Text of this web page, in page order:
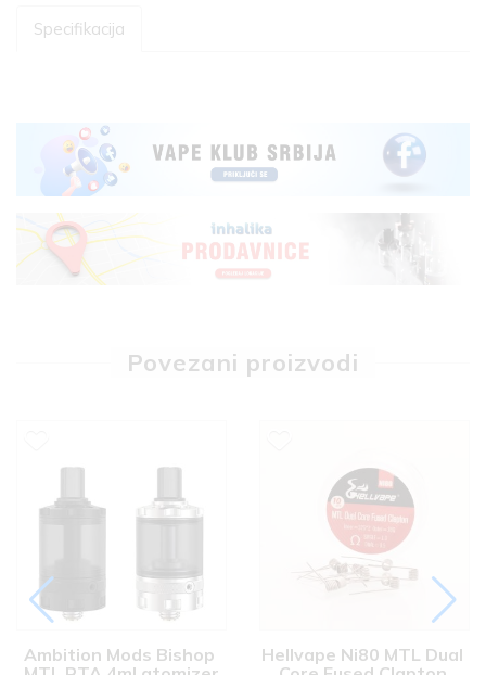
Specifikacija
Povezani proizvodi
Ambition Mods Bishop
Hellvape Ni80 MTL Dual